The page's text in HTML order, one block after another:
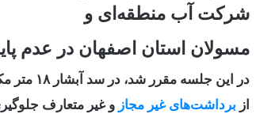
شرکت آب منطقه‌ای و
مسولان استان اصفهان در عدم
در این جلسه مقرر شد، در سد آبشار ۱۸ متر مکعب بر ثانیه آب تحویل کشاورزان شرق اصفهان داده شود و
از برداشت‌های غیر مجاز و غیر متعارف